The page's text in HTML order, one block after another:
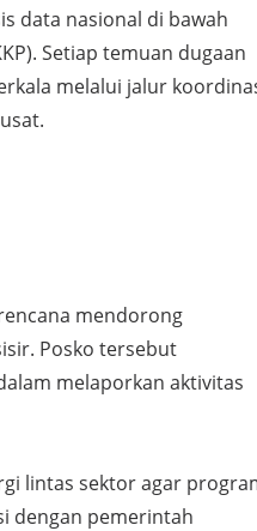
data nasional di bawah
Setiap temuan dugaan
melalui jalur
mendorong
Posko tersebut
melaporkan aktivitas
lintas sektor agar
dengan pemerintah